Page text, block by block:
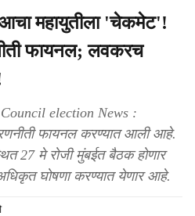
महायुतीला 'चेकमेट'!
फायनल; लवकरच
election News :
रणनीती फायनल करण्यात आली आहे.
27 मे रोजी मुंबईत बैठक होणार
घोषणा करण्यात येणार आहे.